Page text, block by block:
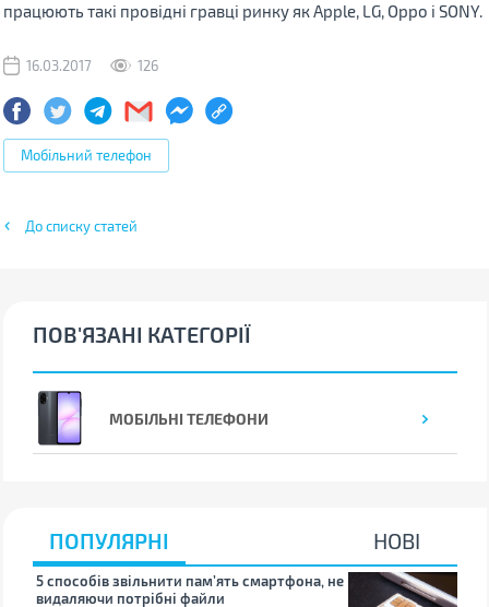
працюють такі провідні гравці ринку як Apple, LG, Oppo і SONY.
16.03.2017 126
Мобільний телефон
До списку статей
ПОВ'ЯЗАНІ КАТЕГОРІЇ
МОБІЛЬНІ ТЕЛЕФОНИ
ПОПУЛЯРНІ НОВІ
5 способів звільнити пам’ять смартфона, не
видаляючи потрібні файли